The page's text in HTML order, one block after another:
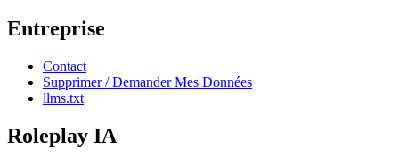
Entreprise
Contact
Supprimer / Demander Mes Données
llms.txt
Roleplay IA